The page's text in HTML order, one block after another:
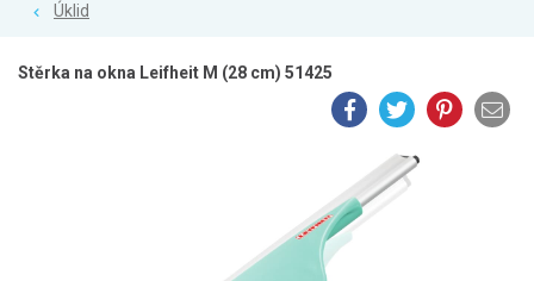
Úklid
Stěrka na okna Leifheit M (28 cm) 51425